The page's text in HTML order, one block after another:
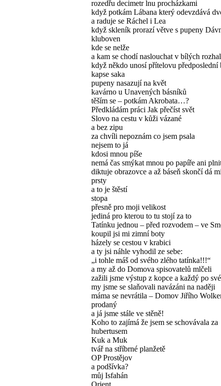
rozedřu decimetr lnu procházkami
když potkám Lábana který odevzdává
a raduje se Ráchel i Lea
když skleník prorazí větve s pupeny
kluboven
kde se nelže
a kam se chodí naslouchat v bílých
když někdo unosí přítelovu předposlední
kapse saka
pupeny nasazují na květ
kavárno u Unavených básníků
těším se – potkám Akrobata…?
Předkládám práci Jak přečíst svět
Slovo na cestu v kůži vázané
a bez zipu
za chvíli nepoznám co jsem psala
nejsem to já
kdosi mnou píše
nemá čas smýkat mnou po papíře ani
diktuje obrazovce a až báseň skončí dá
prsty
a to je štěstí
stopa
přesně pro moji velikost
jediná pro kterou to tu stojí za to
Tatínku jednou – před rozvodem – ve
koupil jsi mi zimní boty
házely se cestou v krabici
a ty jsi náhle vyhodil ze sebe:
„i tohle máš od svého zlého tatínka!!!“
a my až do Domova spisovatelů mlčeli
zažili jsme výstup z kopce a každý po
my jsme se slaňovali navázáni na naději
máma se nevrátila – Domov Jiřího
prodaný
a já jsme stále ve stěně!
Koho to zajímá že jsem se schovávala za
hubertusem
Kuk a Muk
tvář na stříbrné planžetě
OP Prostějov
a podšívka?
můj Isfahán